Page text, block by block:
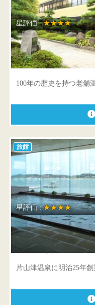
星評価 :★★★★
戸倉上山田温
長野県 千曲市上山田温
100年の歴史を持つ老
旅館
星評価 :★★★★
湖畔の宿 森本
石川県 加賀市片山津温
片山津温泉に明治25年